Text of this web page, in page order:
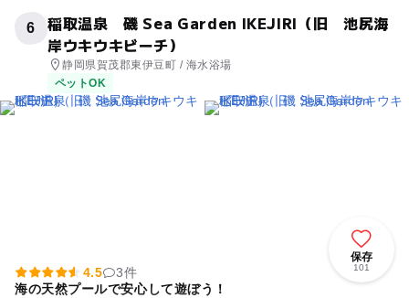
6
稲取温泉 磯 Sea Garden IKEJIRI（旧 池尻海
岸ウキウキビーチ）
静岡県賀茂郡東伊豆町 / 海水浴場
ペットOK
保存
101
4.5
3件
海の天然プールで安心して遊ぼう！